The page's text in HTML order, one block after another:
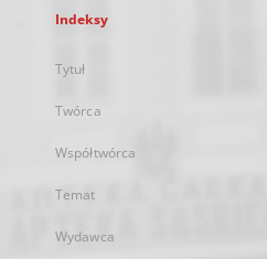
Indeksy
Tytuł
Twórca
Współtwórca
Temat
Wydawca